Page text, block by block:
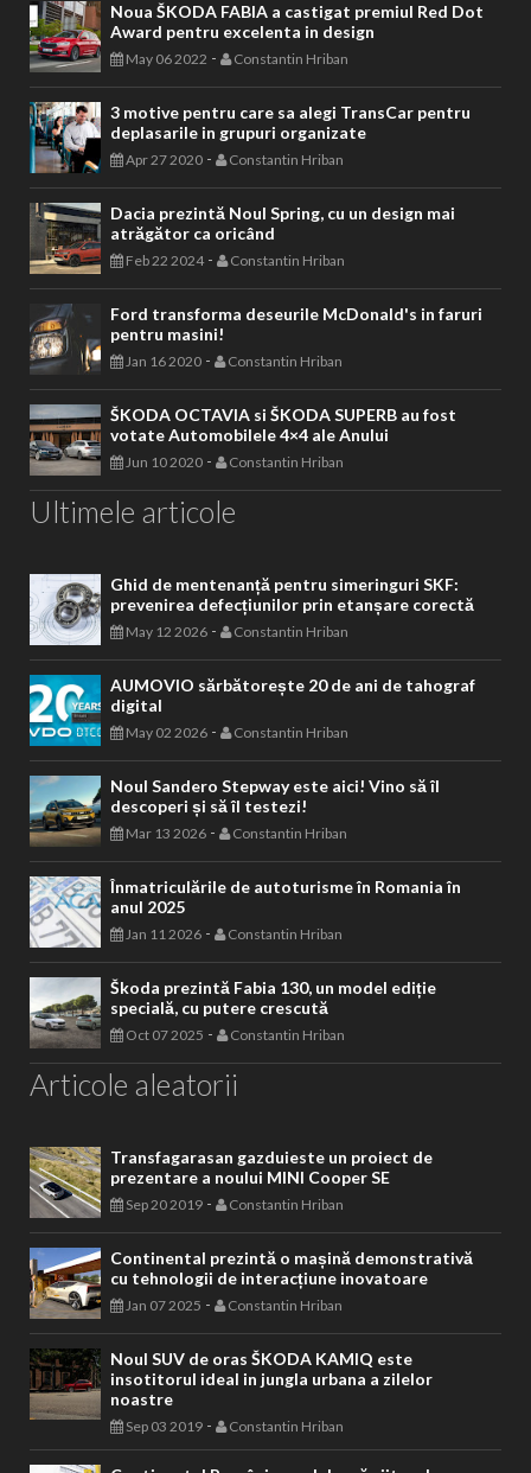
Noua ŠKODA FABIA a castigat premiul Red Dot
Award pentru excelenta in design
May 06 2022 - Constantin Hriban
3 motive pentru care sa alegi TransCar pentru
deplasarile in grupuri organizate
Apr 27 2020 - Constantin Hriban
Dacia prezintă Noul Spring, cu un design mai
atrăgător ca oricând
Feb 22 2024- Constantin Hriban
Ford transforma deseurile McDonald's in faruri
pentru masini!
Jan 16 2020 - Constantin Hriban
ŠKODA OCTAVIA si ŠKODA SUPERB au fost
votate Automobilele 4×4 ale Anului
Jun 10 2020 - Constantin Hriban
Ultimele articole
Ghid de mentenanță pentru simeringuri SKF:
prevenirea defecțiunilor prin etanșare corectă
May 12 2026 - Constantin Hriban
AUMOVIO sărbătorește 20 de ani de tahograf
digital
May 02 2026 - Constantin Hriban
Noul Sandero Stepway este aici! Vino să îl
descoperi și să îl testezi!
Mar 13 2026 - Constantin Hriban
Înmatriculările de autoturisme în Romania în
anul 2025
Jan 11 2026 - Constantin Hriban
Škoda prezintă Fabia 130, un model ediție
specială, cu putere crescută
Oct 07 2025 - Constantin Hriban
Articole aleatorii
Transfagarasan gazduieste un proiect de
prezentare a noului MINI Cooper SE
Sep 20 2019 - Constantin Hriban
Continental prezintă o mașină demonstrativă
cu tehnologii de interacțiune inovatoare
Jan 07 2025 - Constantin Hriban
Noul SUV de oras ŠKODA KAMIQ este
insotitorul ideal in jungla urbana a zilelor
noastre
Sep 03 2019 - Constantin Hriban